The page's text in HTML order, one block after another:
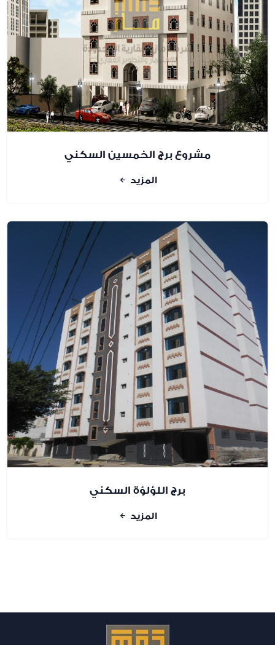
مشروع برج الخمسين السكني
المزيد
برج اللؤلؤة السكني
المزيد